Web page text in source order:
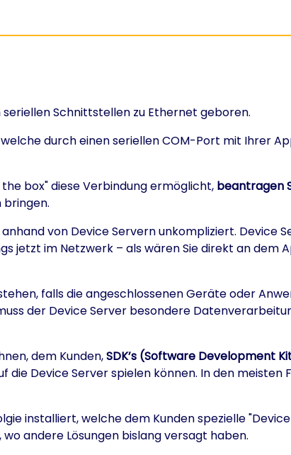
Schnittstellen zu Ethernet geboren.
durch einen seriellen COM-Port mit Ihrer
box" diese Verbindung ermöglicht, beantragen
bringen.
von Device Servern unkompliziert. Device
jetzt im Netzwerk – als wären Sie direkt an dem
falls die angeschlossenen Geräte oder
der Device Server besondere
dem Kunden,SDK’s (Software Development
Device Server spielen können. In den meisten
installiert, welche dem Kunden spezielle
andere Lösungen bislang versagt haben.